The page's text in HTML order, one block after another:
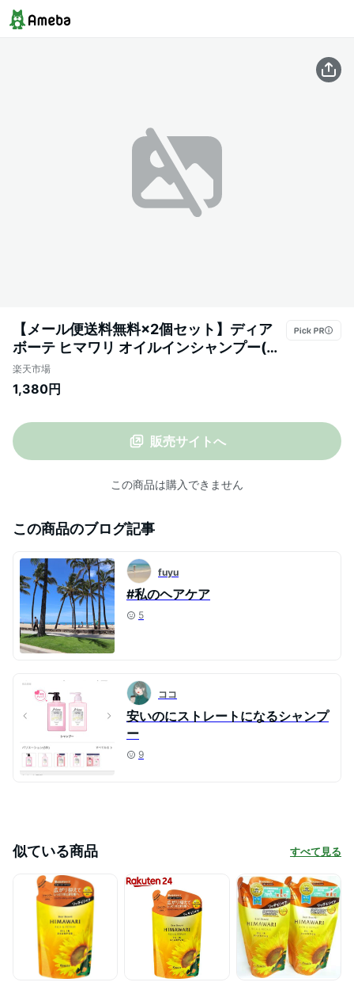
【メール便送料無料×2個セット】ディア
ボーテ ヒマワリ オイルインシャンプー(リ
ッチ＆リペア)詰替用(360ml)【2個】ディ
アリッチシャンプー
楽天市場
1,380円
販売サイトへ
この商品は購入できません
この商品のブログ記事
fuyu
#私のヘアケア
5
ココ
安いのにストレートになるシャンプ
ー
9
似ている商品 すべて見る